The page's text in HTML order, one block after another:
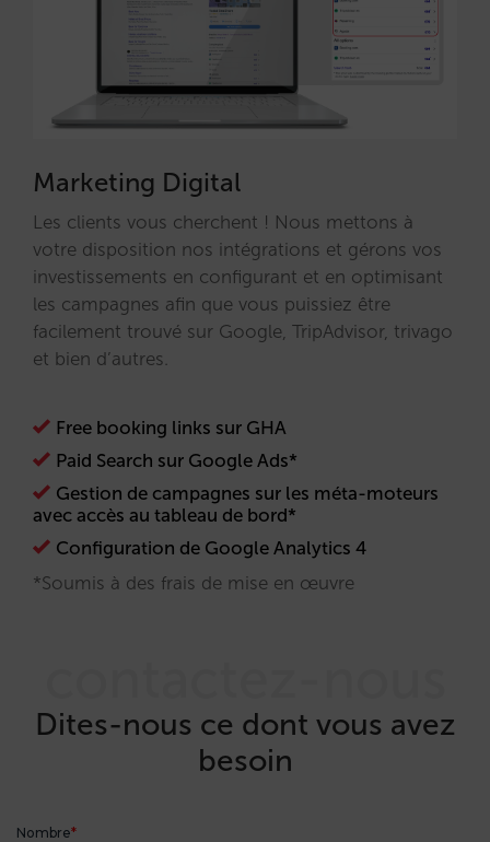
Marketing Digital
Les clients vous cherchent ! Nous mettons à
votre disposition nos intégrations et gérons vos
investissements en configurant et en optimisant
les campagnes afin que vous puissiez être
facilement trouvé sur Google, TripAdvisor, trivago
et bien d’autres.
Free booking links sur GHA
Paid Search sur Google Ads*
Gestion de campagnes sur les méta-moteurs
avec accès au tableau de bord*
Configuration de Google Analytics 4
*Soumis à des frais de mise en œuvre
Dites-nous ce dont vous avez
besoin